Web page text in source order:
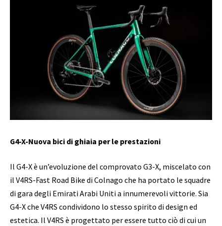
G4-X-Nuova bici di ghiaia per le prestazioni
Il G4-X è un’evoluzione del comprovato G3-X, miscelato con
il V4RS-Fast Road Bike di Colnago che ha portato le squadre
di gara degli Emirati Arabi Uniti a innumerevoli vittorie. Sia
G4-X che V4RS condividono lo stesso spirito di design ed
estetica. Il V4RS è progettato per essere tutto ciò di cui un